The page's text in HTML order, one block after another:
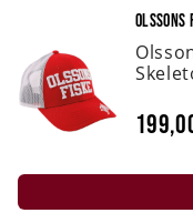
OLSSONS